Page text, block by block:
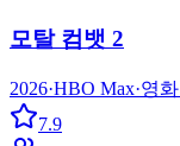
모탈 컴뱃 2
2026·HBO Max·영화
7.9